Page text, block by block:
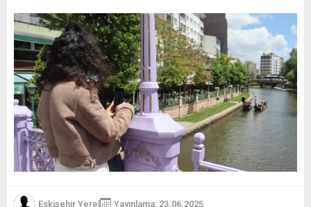
Eskişehir Yerel Yayınlama: 23.06.2025